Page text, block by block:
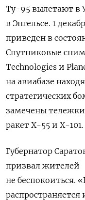
Ту-95 вылетают в
в Энгельсе. 1
приведен в
Спутниковые
Technologies и
на авиабазе
стратегических
замечены
ракет X-55 и Х-101.
Губернатор
призвал жителей
не беспокоиться.